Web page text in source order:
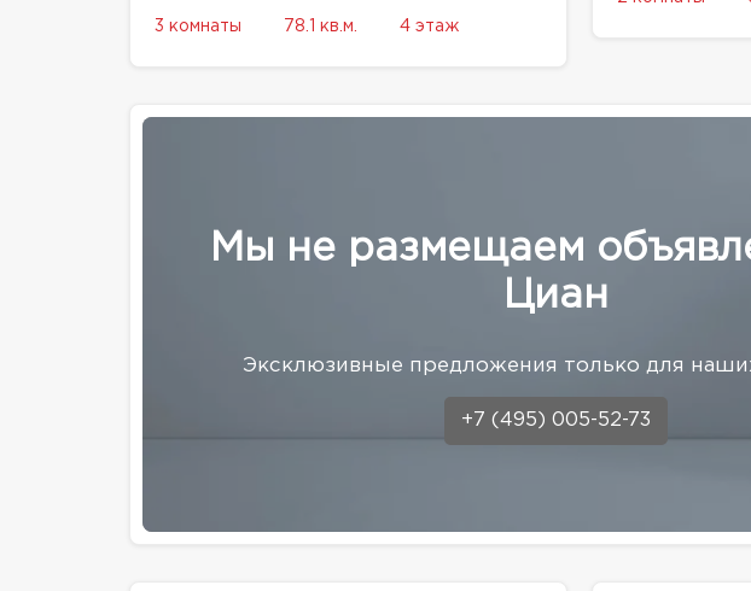
3 комнаты 78.1 кв.м. 4 этаж
Мы не размещаем
Циан
Эксклюзивные предложения только для
+7 (495) 005-52-73